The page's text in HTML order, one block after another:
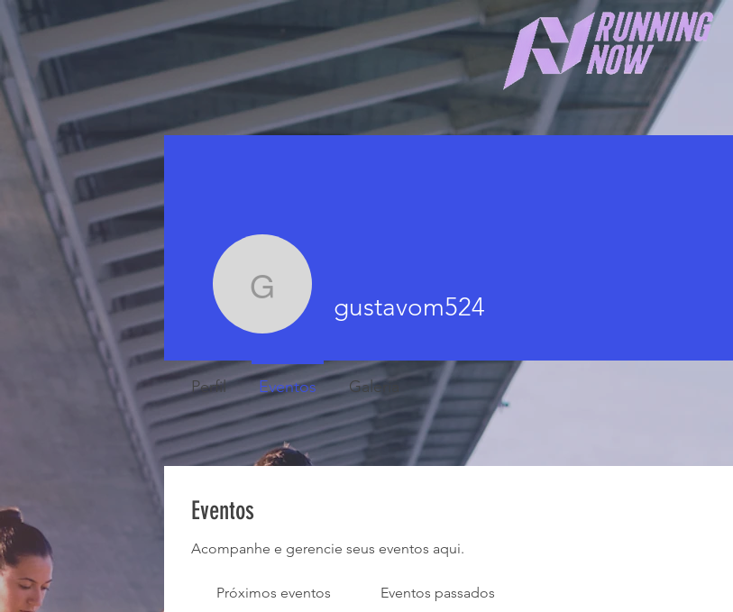
Eventos
Acompanhe e gerencie seus eventos aqui.
Próximos eventos Eventos passados
gustavom524
gustavom524
Perfil Eventos Galeria